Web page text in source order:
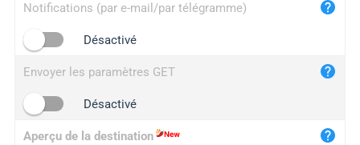
Notifications (par e-mail/par télégramme)
Désactivé
Envoyer les paramètres GET
Désactivé
Aperçu de la destination